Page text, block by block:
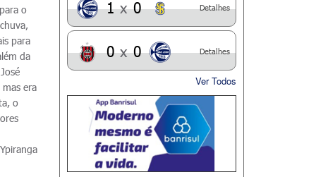
o
para
da
era
o
1 x 0 Detalhes
0 x 0 Detalhes
Ver Todos